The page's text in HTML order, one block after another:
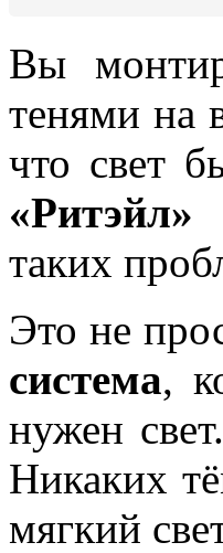
Вы
тенями на
что свет
«Ритэйл»
таких
Это не
система,
нужен
Никаких
мягкий